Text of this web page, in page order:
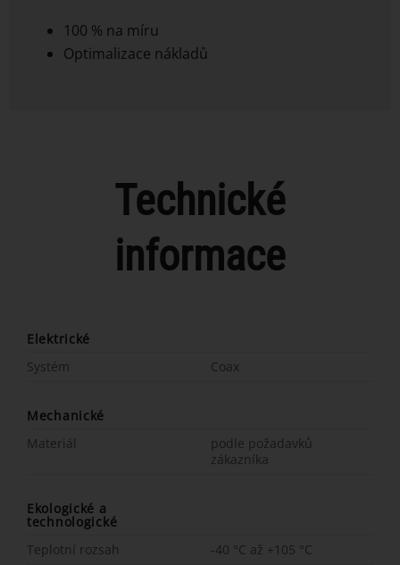
100 % na míru
Optimalizace nákladů
Technické
informace
Elektrické
Systém
Coax
Mechanické
Materiál
podle požadavků
zákazníka
Ekologické a
technologické
Teplotní rozsah
-40 °C až +105 °C